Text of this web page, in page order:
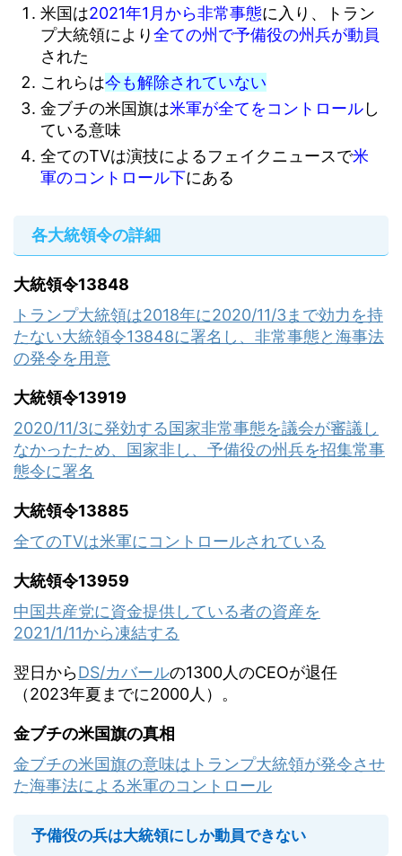
米国は2021年1月から非常事態に入り、トラン
プ大統領により全ての州で予備役の州兵が動員
された
これらは今も解除されていない
金ブチの米国旗は米軍が全てをコントロールし
ている意味
全てのTVは演技によるフェイクニュースで米
軍のコントロール下にある
各大統領令の詳細
大統領令13848
トランプ大統領は2018年に2020/11/3まで効力を持
たない大統領令13848に署名し、非常事態と海事法
の発令を用意
大統領令13919
2020/11/3に発効する国家非常事態を議会が審議し
なかったため、国家非し、予備役の州兵を招集常事
態令に署名
大統領令13885
全てのTVは米軍にコントロールされている
大統領令13959
中国共産党に資金提供している者の資産を
2021/1/11から凍結する
翌日からDS/カバールの1300人のCEOが退任
（2023年夏までに2000人）。
金ブチの米国旗の真相
金ブチの米国旗の意味はトランプ大統領が発令させ
た海事法による米軍のコントロール
予備役の兵は大統領にしか動員できない